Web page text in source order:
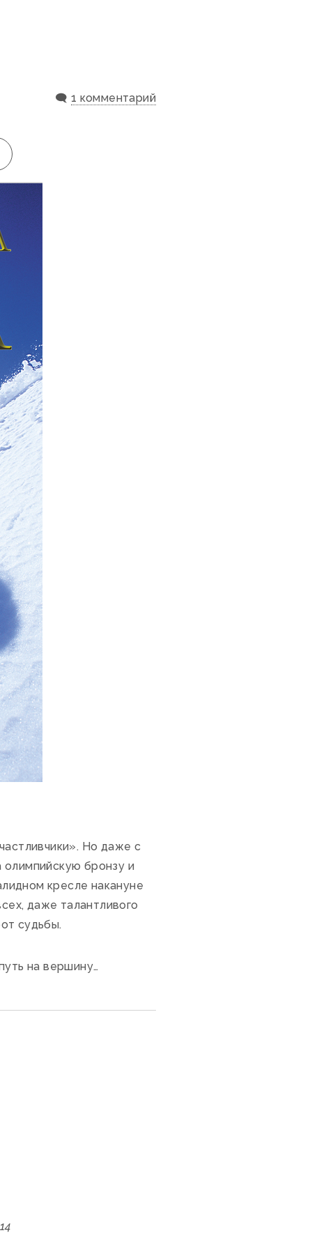
🗨️ 1 комментарий
Но даже с
бронзу и
кресле накануне
даже талантливого
судьбы.
на вершину…